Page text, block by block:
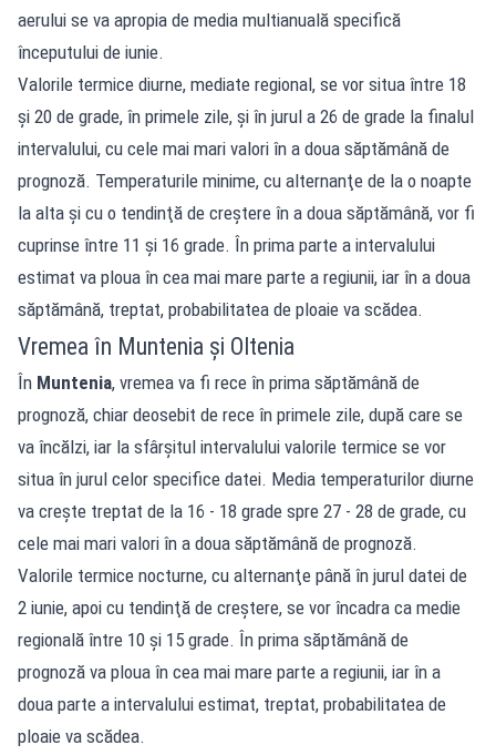
aerului se va apropia de media multianuală specifică
începutului de iunie.
Valorile termice diurne, mediate regional, se vor situa între 18
şi 20 de grade, în primele zile, şi în jurul a 26 de grade la finalul
intervalului, cu cele mai mari valori în a doua săptămână de
prognoză. Temperaturile minime, cu alternanţe de la o noapte
la alta şi cu o tendinţă de creştere în a doua săptămână, vor fi
cuprinse între 11 şi 16 grade. În prima parte a intervalului
estimat va ploua în cea mai mare parte a regiunii, iar în a doua
săptămână, treptat, probabilitatea de ploaie va scădea.
Vremea în Muntenia și Oltenia
În Muntenia, vremea va fi rece în prima săptămână de
prognoză, chiar deosebit de rece în primele zile, după care se
va încălzi, iar la sfârşitul intervalului valorile termice se vor
situa în jurul celor specifice datei. Media temperaturilor diurne
va creşte treptat de la 16 - 18 grade spre 27 - 28 de grade, cu
cele mai mari valori în a doua săptămână de prognoză.
Valorile termice nocturne, cu alternanţe până în jurul datei de
2 iunie, apoi cu tendinţă de creştere, se vor încadra ca medie
regională între 10 şi 15 grade. În prima săptămână de
prognoză va ploua în cea mai mare parte a regiunii, iar în a
doua parte a intervalului estimat, treptat, probabilitatea de
ploaie va scădea.